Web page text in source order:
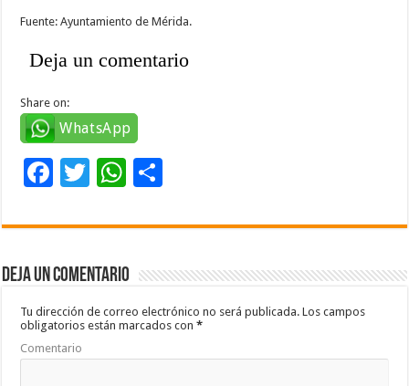
Fuente: Ayuntamiento de Mérida.
Deja un comentario
Share on:
WhatsApp
F
e
b
o
o
k
T
tt
er
W
at
sA
p
p
m
ar
ti
Deja un comentario
Tu dirección de correo electrónico no será publicada. Los campos
obligatorios están marcados con*
Comentario